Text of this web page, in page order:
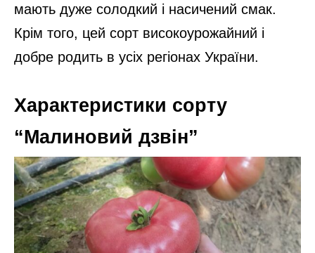
мають дуже солодкий і насичений смак.
Крім того, цей сорт високоурожайний і
добре родить в усіх регіонах України.
Характеристики сорту
“Малиновий дзвін”